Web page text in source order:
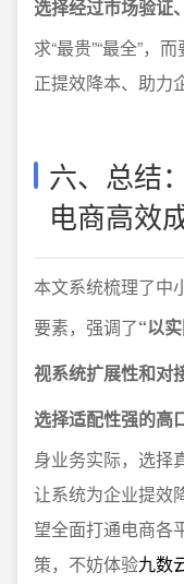
选择经过市场验证
求“最贵”“最全”，
正提效降本、助力
六、总结
电商高效
本文系统梳理了中
要素，强调了“以
视系统扩展性和对
选择适配性强的高
身业务实际，选择
让系统为企业提效
望全面打通电商各
策，不妨体验九数